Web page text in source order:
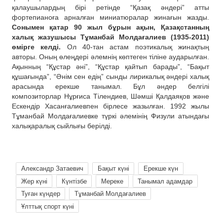
қалаушылардың бірі ретінде “Қазақ әндері” атты
фортепианоға арналған миниатюралар жинағын жазды.
Сонымен қатар 90 жыл бұрын ақын, Қазақстанның
халық жазушысы Тұманбай Молдағалиев (1935-2011)
өмірге келді. Ол 40-тан астам поэтикалық жинақтың
авторы. Оның өлеңдері әлемнің көптеген тіліне аударылған.
Ақынның “Құстар әні”, “Құстар қайтып барады”, “Бақыт
құшағында”, “Әнім сен едің” сынды лирикалық әндері халық
арасында ерекше танымал. Бұл әндер белгілі
композиторлар Нұрғиса Тілендиев, Шәмші Қалдаяқов және
Ескендір Хасанғалиевпен бірлесе жазылған. 1992 жылы
Тұманбай Молдағалиевке түркі әлемінің Физули атындағы
халықаралық сыйлығы берілді.
Александр Затаевич Бақыт күні
Ерекше күн
Жер күні
Күнтізбе Мереке
Танымал адамдар
Туған күндер
Тұманбай Молдағалиев
Ұлттық спорт күні